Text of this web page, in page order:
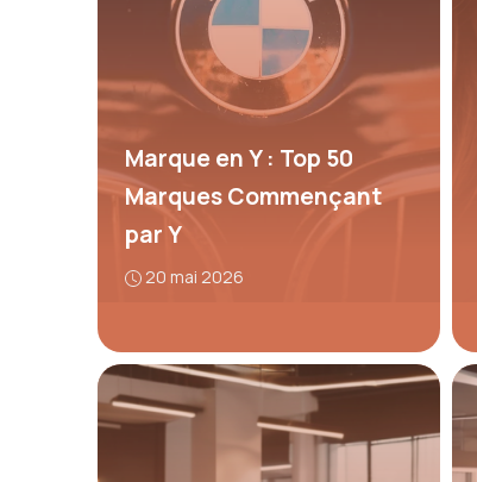
Marque en Y : Top 50
Marques Commençant
par Y
20 mai 2026